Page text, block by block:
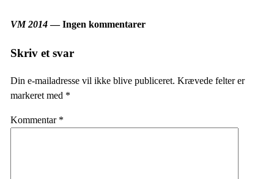
VM 2014— Ingen kommentarer
Skriv et svar
Din e-mailadresse vil ikke blive publiceret. Krævede felter er
markeret med *
Kommentar *